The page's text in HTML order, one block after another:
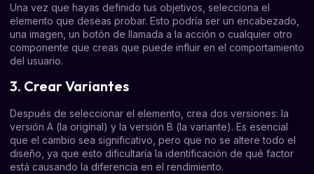
Una vez que hayas definido tus objetivos, selecciona el
elemento que deseas probar. Esto podría ser un encabezado,
una imagen, un botón de llamada a la acción o cualquier otro
componente que creas que puede influir en el comportamiento
del usuario.
3. Crear Variantes
Después de seleccionar el elemento, crea dos versiones: la
versión A (la original) y la versión B (la variante). Es esencial
que el cambio sea significativo, pero que no se altere todo el
diseño, ya que esto dificultaría la identificación de qué factor
está causando la diferencia en el rendimiento.